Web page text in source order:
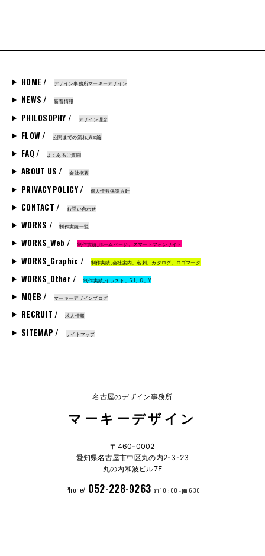
HOME / デザイン事務所マーキーデザイン
NEWS / 新着情報
PHILOSOPHY / デザイン理念
FLOW / 公開までの流れ_Web編
FAQ / よくあるご質問
ABOUT US / 会社概要
PRIVACY POLICY / 個人情報保護方針
CONTACT / お問い合わせ
WORKS / 制作実績一覧
WORKS_Web / 制作実績_ホームページ、スマートフォンサイト
WORKS_Graphic / 制作実績_会社案内、名刺、カタログ、ロゴマーク
WORKS_Other / 制作実績_イラスト、GUI、CI、VI
MQEB / マーキーデザインブログ
RECRUIT / 求人情報
SITEMAP / サイトマップ
名古屋のデザイン事務所
マーキーデザイン
〒460-0002
愛知県名古屋市中区丸の内2-3-23
丸の内和波ビル7F
Phone/ 052-228-9263 am 10 : 00 - pm 6:30